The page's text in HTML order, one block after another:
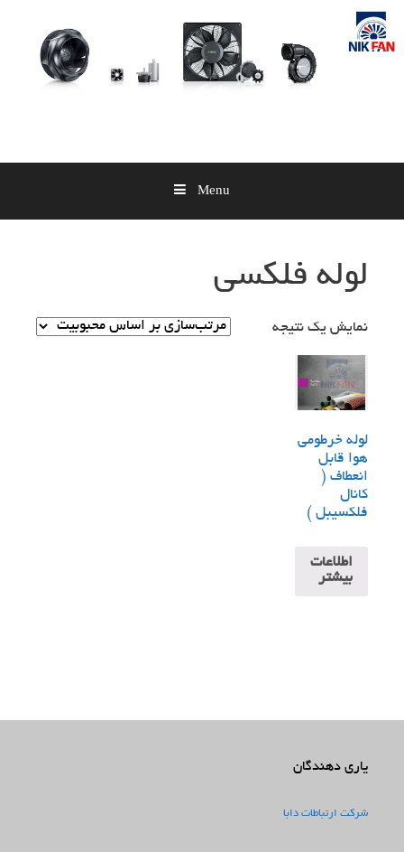
Skip
content
Menu
لوله فلکسی
نمایش یک نتیجه
لوله خرطومی
هوا قابل
انعطاف (
کانال
فلکسیبل )
اطلاعات
بیشتر
یاری دهندگان
شرکت ارتباطات دابا